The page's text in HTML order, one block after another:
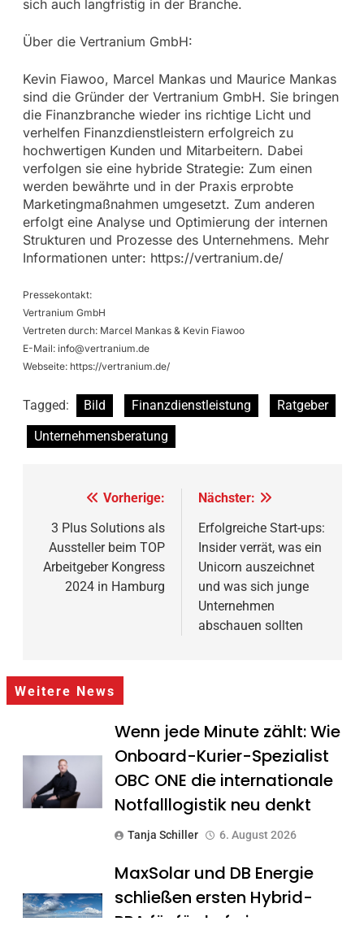
sich auch langfristig in der Branche.
Über die Vertranium GmbH:
Kevin Fiawoo, Marcel Mankas und Maurice Mankas
sind die Gründer der Vertranium GmbH. Sie bringen
die Finanzbranche wieder ins richtige Licht und
verhelfen Finanzdienstleistern erfolgreich zu
hochwertigen Kunden und Mitarbeitern. Dabei
verfolgen sie eine hybride Strategie: Zum einen
werden bewährte und in der Praxis erprobte
Marketingmaßnahmen umgesetzt. Zum anderen
erfolgt eine Analyse und Optimierung der internen
Strukturen und Prozesse des Unternehmens. Mehr
Informationen unter: https://vertranium.de/
Pressekontakt:
Vertranium GmbH
Vertreten durch: Marcel Mankas & Kevin Fiawoo
E-Mail: info@vertranium.de
Webseite: https://vertranium.de/
Tagged: Bild Finanzdienstleistung
Ratgeber
Unternehmensberatung
Beitragsnavigation
Vorherige:
3 Plus Solutions als
Aussteller beim TOP
Arbeitgeber Kongress
2024 in Hamburg
Nächster:
Erfolgreiche Start-ups:
Insider verrät, was ein
Unicorn auszeichnet
und was sich junge
Unternehmen
abschauen sollten
Weitere News
Wenn jede Minute zählt: Wie
Onboard-Kurier-Spezialist
OBC ONE die internationale
Notfalllogistik neu denkt
Tanja Schiller 6. August 2026
MaxSolar und DB Energie
schließen ersten Hybrid-
PPA für förderfreie